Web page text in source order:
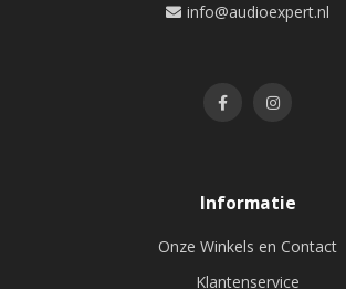
info@audioexpert.nl
Informatie
Onze Winkels en Contact
Klantenservice